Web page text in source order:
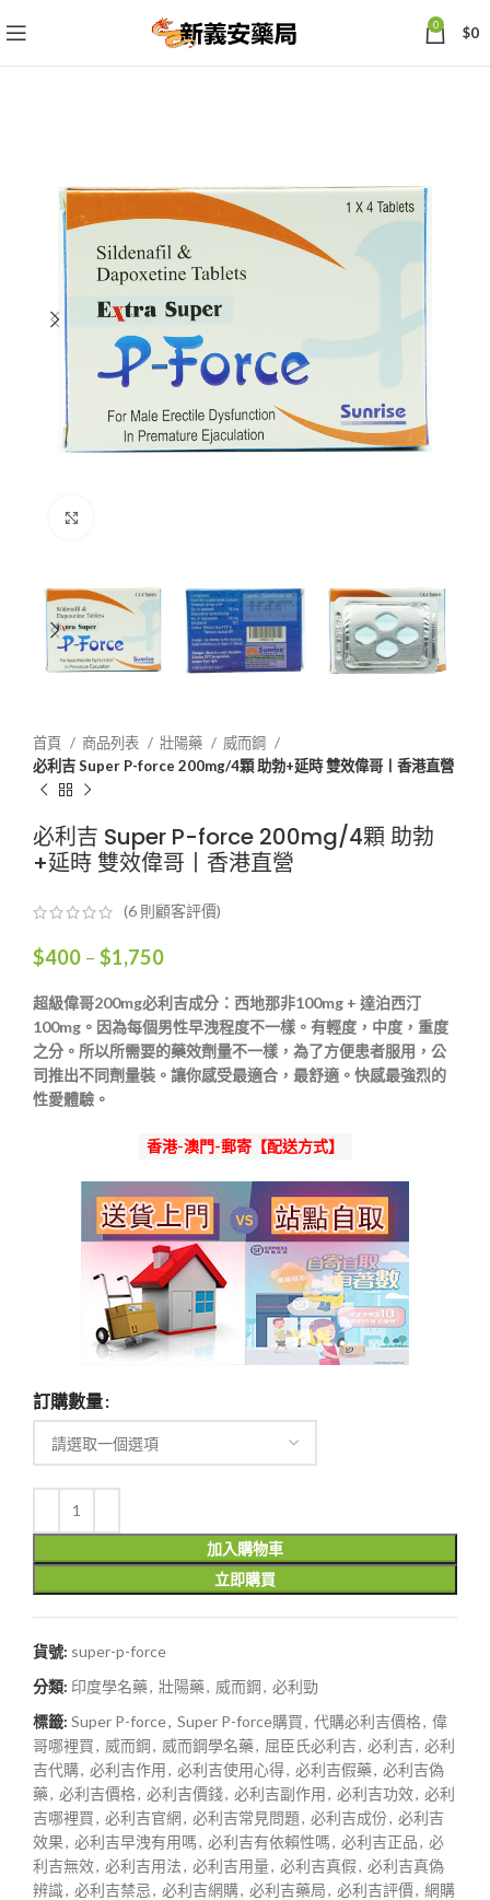
0 $0
首頁 商品列表 壯陽藥
威而鋼
必利吉 Super P-force 200mg/4顆 助勃+延時 雙效偉哥丨香港直營
必利吉 Super P-force 200mg/4顆 助勃
+延時 雙效偉哥丨香港直營
(6 則顧客評價)
$400 – $1,750價
範
圍：
$400
到
超級偉哥200mg必利吉成分：西地那非100mg + 達泊西汀
100mg。因為每個男性早洩程度不一樣。有輕度，中度，重度
之分。所以所需要的藥效劑量不一樣，為了方便患者服用 ，公
司推出不同劑量裝。讓你感受最適合，最舒適。快感最強烈的
性愛體驗。
香港-澳門-郵寄【配送方式】
訂購數量
加入購物車
立即購買
貨號: super-p-force
分類: 印度學名藥, 壯陽藥, 威而鋼, 必利勁
標籤: Super P-force, Super P-force購買, 代購必利吉價格, 偉
哥哪裡買, 威而鋼, 威而鋼學名藥, 屈臣氏必利吉, 必利吉, 必利
吉代購, 必利吉作用, 必利吉使用心得, 必利吉假藥, 必利吉偽
藥, 必利吉價格, 必利吉價錢, 必利吉副作用, 必利吉功效, 必利
吉哪裡買, 必利吉官網, 必利吉常見問題, 必利吉成份, 必利吉
效果, 必利吉早洩有用嗎, 必利吉有依賴性嗎, 必利吉正品, 必
利吉無效, 必利吉用法, 必利吉用量, 必利吉真假, 必利吉真偽
辨識, 必利吉禁忌, 必利吉網購, 必利吉藥局, 必利吉評價, 網購